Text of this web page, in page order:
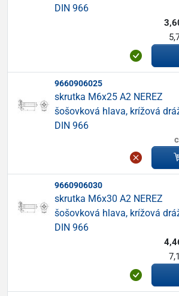
DIN 966
9660906025
skrutka M6x25 A2 NEREZ
šošovková hlava, krížová
DIN 966
9660906030
skrutka M6x30 A2 NEREZ
šošovková hlava, krížová
DIN 966